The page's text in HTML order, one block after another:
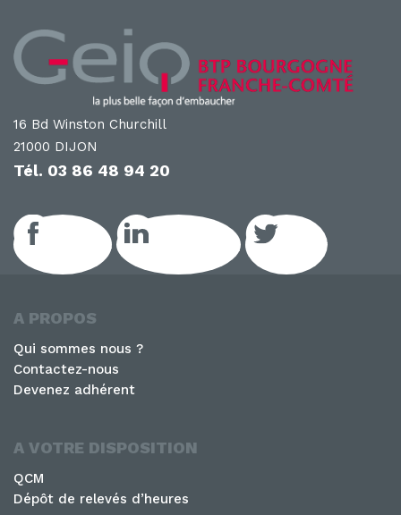
16 Bd Winston Churchill
21000 DIJON
Tél. 03 86 48 94 20
Facebook LinkedIn GEIQ Twitter
A PROPOS
Qui sommes nous ?
Contactez-nous
Devenez adhérent
A VOTRE DISPOSITION
QCM
Dépôt de relevés d’heures